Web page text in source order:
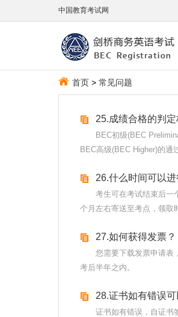
中国教育考试网
首页 > 常见问题
25.成绩合格的判定
BEC初级(BEC
BEC高级(BEC Higher)的通
26.什么时间可以
考生可在考试结束后一
个月左右寄送至考点，领取
27.如何获得发票？
您需要下载发票申请表
考后半年之内。
28.证书如有错误可
证书如有错误，自证书